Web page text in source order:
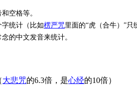
空格等。
统计（比如楞严咒里面的“虎（合牛）”只
的中文发音来统计。
大悲咒的6.3倍，是心经的10倍）